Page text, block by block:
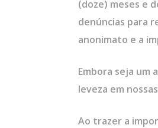
(doze) meses e
denúncias para
anonimato e a
Embora seja
leveza em
Ao trazer a